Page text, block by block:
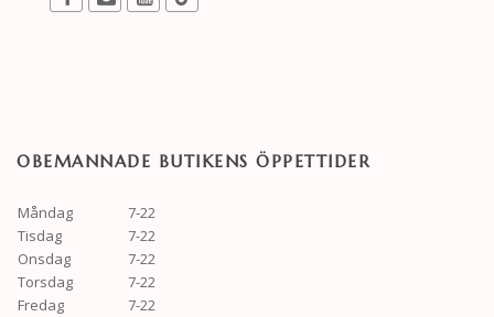
OBEMANNADE BUTIKENS ÖPPETTIDER
Måndag
7-22
Tisdag
7-22
Onsdag
7-22
Torsdag
7-22
Fredag
7-22